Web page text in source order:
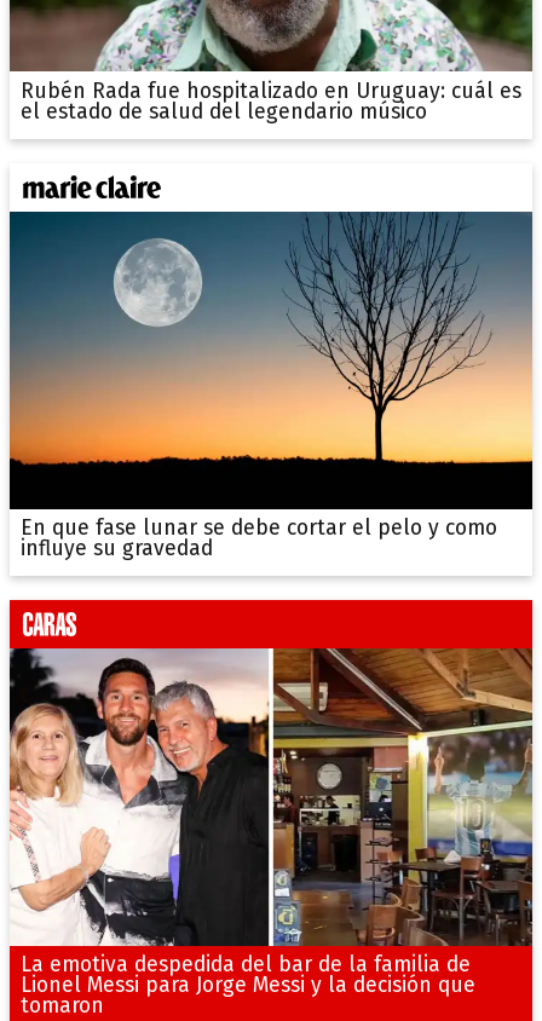
Rubén Rada fue hospitalizado en Uruguay: cuál es
el estado de salud del legendario músico
En que fase lunar se debe cortar el pelo y como
influye su gravedad
La emotiva despedida del bar de la familia de
Lionel Messi para Jorge Messi y la decisión que
tomaron